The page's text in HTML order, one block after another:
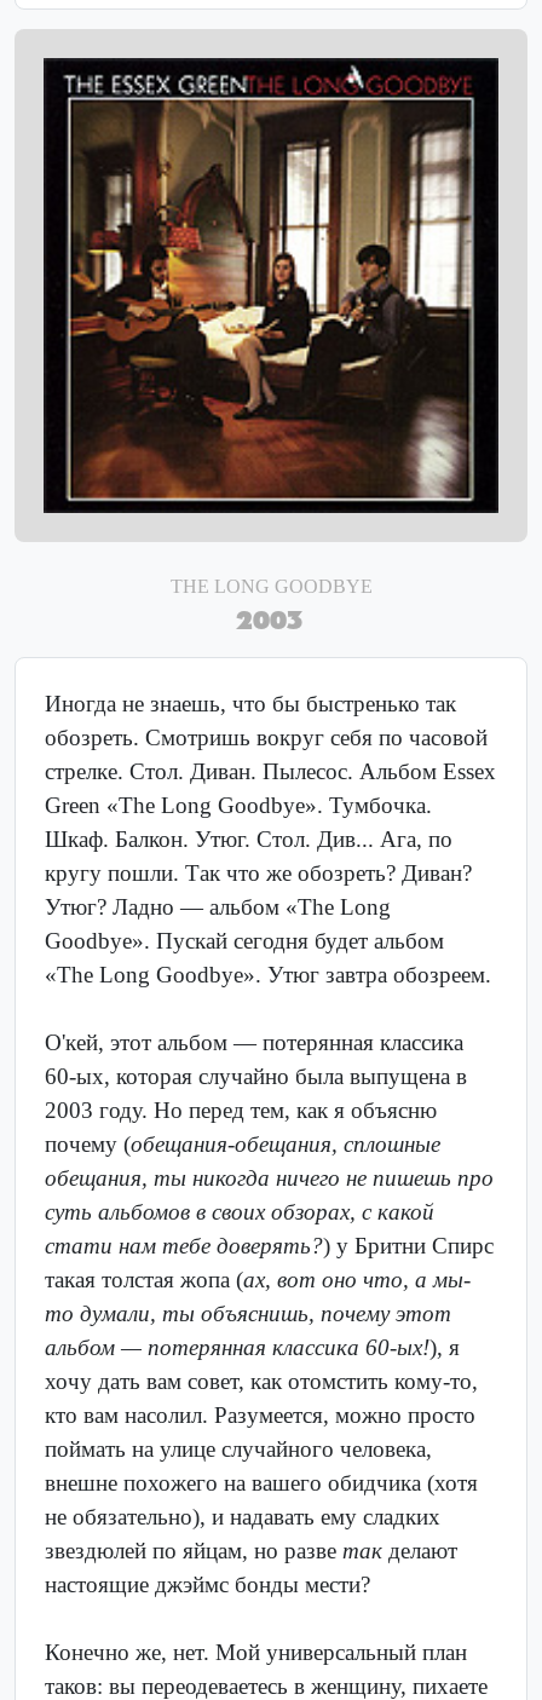
THE LONG GOODBYE
2003
Иногда не знаешь, что бы быстренько так
обозреть. Смотришь вокруг себя по часовой
стрелке. Стол. Диван. Пылесос. Альбом Essex
Green «The Long Goodbye». Тумбочка.
Шкаф. Балкон. Утюг. Стол. Див... Ага, по
кругу пошли. Так что же обозреть? Диван?
Утюг? Ладно — альбом «The Long
Goodbye». Пускай сегодня будет альбом
«The Long Goodbye». Утюг завтра обозреем.
О'кей, этот альбом — потерянная классика
60-ых, которая случайно была выпущена в
2003 году. Но перед тем, как я объясню
почему (обещания-обещания, сплошные
обещания, ты никогда ничего не пишешь про
суть альбомов в своих обзорах, с какой
стати нам тебе доверять?) у Бритни Спирс
такая толстая жопа (ах, вот оно что, а мы-
то думали, ты объяснишь, почему этот
альбом — потерянная классика 60-ых!), я
хочу дать вам совет, как отомстить кому-то,
кто вам насолил. Разумеется, можно просто
поймать на улице случайного человека,
внешне похожего на вашего обидчика (хотя
не обязательно), и надавать ему сладких
звездюлей по яйцам, но разве так делают
настоящие джэймс бонды мести?
Конечно же, нет. Мой универсальный план
таков: вы переодеваетесь в женщину, пихаете